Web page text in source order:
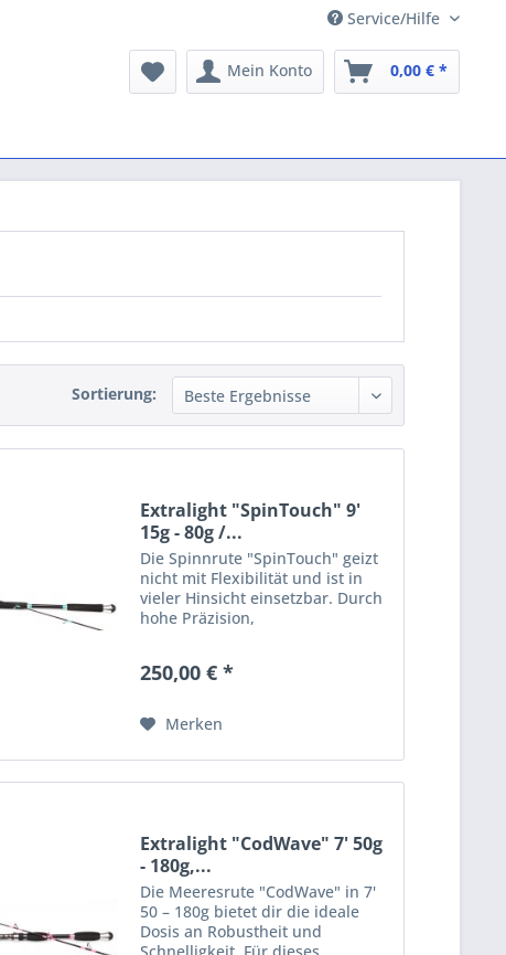
Service/Hilfe
Mein Konto 0,00 € *
Sortierung:
Extralight "SpinTouch" 9'
15g - 80g /...
Die Spinnrute "SpinTouch" geizt
nicht mit Flexibilität und ist in
vieler Hinsicht einsetzbar. Durch
hohe Präzision,
Belastbarkeit eignet sich die
250,00 € *
Merken
Extralight "CodWave" 7' 50g
- 180g,...
Die Meeresrute "CodWave" in 7'
50 – 180g bietet dir die ideale
Dosis an Robustheit und